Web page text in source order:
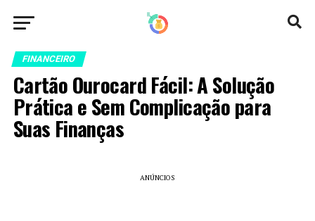
FINANCEIRO
Cartão Ourocard Fácil: A Solução
Prática e Sem Complicação para
Suas Finanças
ANÚNCIOS